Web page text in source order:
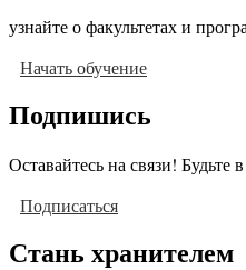
узнайте о факультетах и
Начать обучение
Подпишись
Оставайтесь на связи!
Подписаться
Стань хранителем